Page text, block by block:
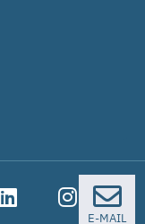
E-MAIL